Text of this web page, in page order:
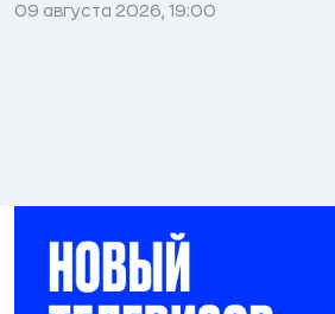
09 августа 2026, 19:00